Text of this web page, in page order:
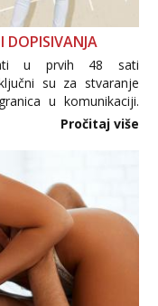
DOPISIVANJA
u prvih 48 sati
su za stvaranje
u komunikaciji.
osobnih ili intimnih
Pročitaj više